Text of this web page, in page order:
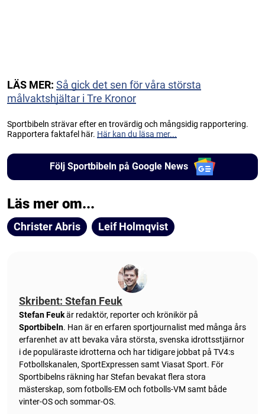
LÄS MER: Så gick det sen för våra största
målvaktshjältar i Tre Kronor
Sportbibeln strävar efter en trovärdig och mångsidig rapportering.
Rapportera faktafel här. Här kan du läsa mer...
Följ Sportbibeln på Google News
Läs mer om...
Christer Abris Leif Holmqvist
Skribent: Stefan Feuk
Stefan Feukär redaktör, reporter och krönikör på
Sportbibeln. Han är en erfaren sportjournalist med många års
erfarenhet av att bevaka våra största, svenska idrottsstjärnor
i de populäraste idrotterna och har tidigare jobbat på TV4:s
Fotbollskanalen, SportExpressen samt Viasat Sport. För
Sportbibelns räkning har Stefan bevakat flera stora
mästerskap, som fotbolls-EM och fotbolls-VM samt både
vinter-OS och sommar-OS.